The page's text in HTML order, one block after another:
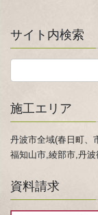
サイト内検索
施工エリア
丹波市全域(春日町、
福知山市,綾部市,丹
資料請求